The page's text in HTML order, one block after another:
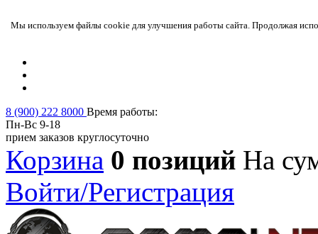
Мы используем файлы cookie для улучшения работы сайта. Продолжая
8 (900) 222 8000 Время работы:
Пн-Вс 9-18
прием заказов круглосуточно
Корзина 0 позиций На
Войти/Регистрация